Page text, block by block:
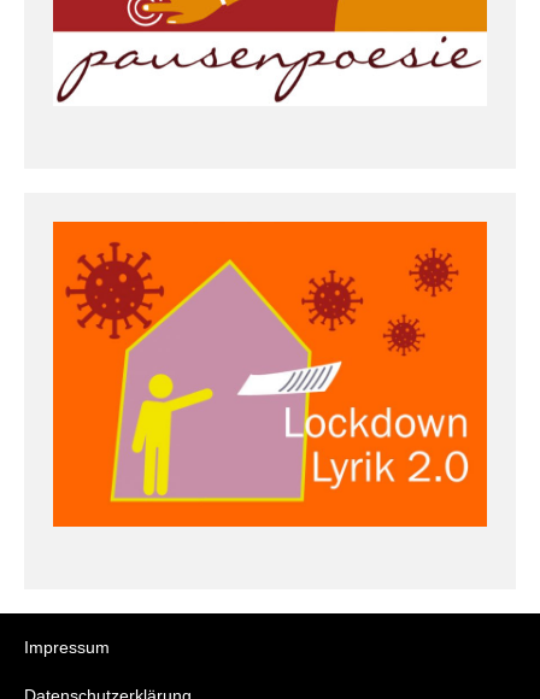
Impressum